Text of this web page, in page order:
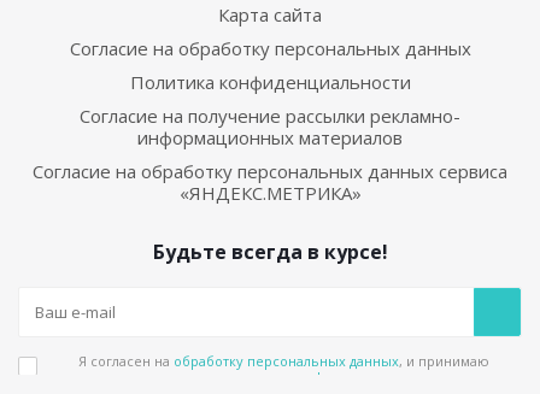
Карта сайта
Согласие на обработку персональных данных
Политика конфиденциальности
Согласие на получение рассылки рекламно-
информационных материалов
Согласие на обработку персональных данных сервиса
«ЯНДЕКС.МЕТРИКА»
Будьте всегда в курсе!
Я согласен на обработку персональных данных, и принимаю
политике конфиденциальности